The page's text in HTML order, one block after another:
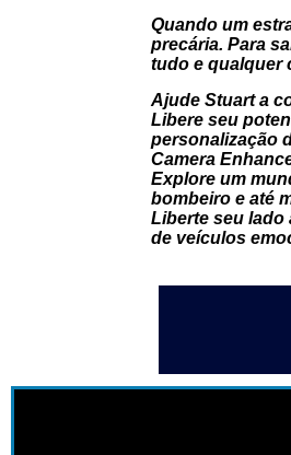
Quando um
precária. Para
tudo e qualquer
Ajude Stuart a
Libere seu
personalização
Camera
Explore um
bombeiro e até
Liberte seu lado
de veículos